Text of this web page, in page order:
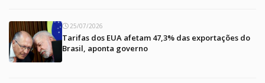
25/07/2026
Tarifas dos EUA afetam 47,3% das exportações do
Brasil, aponta governo